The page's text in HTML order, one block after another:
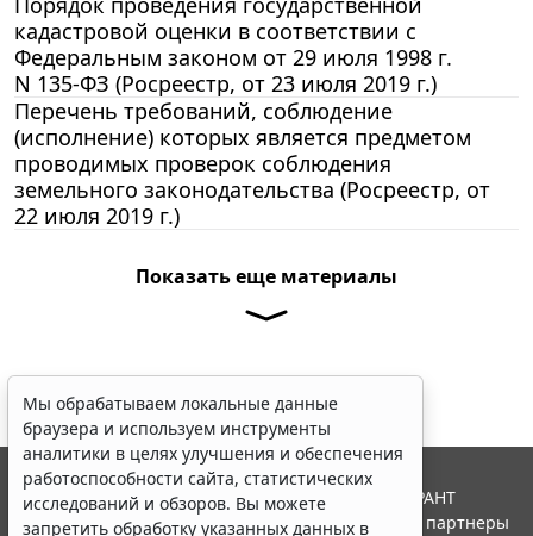
кадастровой оценки в соответствии с
Федеральным законом от 29 июля 1998 г.
N 135-ФЗ (Росреестр, от 23 июля 2019 г.)
Перечень требований, соблюдение
(исполнение) которых является предметом
проводимых проверок соблюдения
земельного законодательства (Росреестр, от
22 июля 2019 г.)
Показать еще материалы
Мы обрабатываем локальные данные
браузера и используем инструменты
аналитики в целях улучшения и обеспечения
работоспособности сайта, статистических
исследований и обзоров. Вы можете
запретить обработку указанных данных в
© ООО "НПП "ГАРАНТ-СЕРВИС", 2026. Система ГАРАНТ
выпускается с 1990 года. Компания "Гарант" и ее партнеры